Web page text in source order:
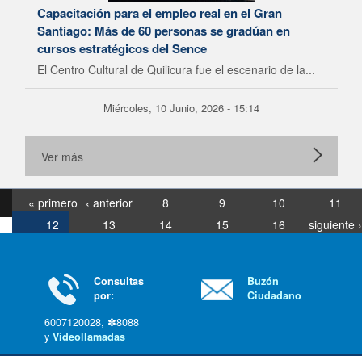
Capacitación para el empleo real en el Gran
Santiago: Más de 60 personas se gradúan en
cursos estratégicos del Sence
El Centro Cultural de Quilicura fue el escenario de la...
Miércoles, 10 Junio, 2026 - 15:14
Ver más
« primero ‹ anterior 8 9 10
11
12
13 14 15 16
siguiente ›
Consultas
por:
6007120028, ✽8088
y Videollamadas
Buzón
Ciudadano